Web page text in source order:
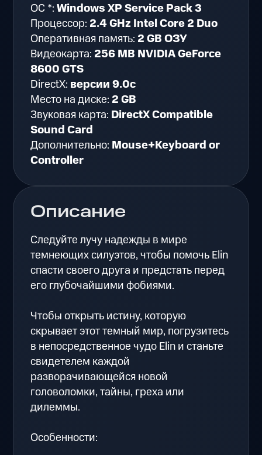
Описание
Следуйте лучу надежды в мире
темнеющих силуэтов, чтобы помочь Elin
спасти своего друга и предстать перед
его глубочайшими фобиями.
Чтобы открыть истину, которую
скрывает этот темный мир, погрузитесь
в непосредственное чудо Elin и станьте
свидетелем каждой
разворачивающейся новой
головоломки, тайны, греха или
дилеммы.
Особенности:
ОС *:Windows XP Service Pack 3
Процессор: 2.4 GHz Intel Core 2 Duo
Оперативная память: 2 GB ОЗУ
Видеокарта: 256 MB NVIDIA GeForce
8600 GTS
DirectX: версии 9.0c
Место на диске: 2 GB
Звуковая карта: DirectX Compatible
Sound Card
Дополнительно: Mouse+Keyboard or
Controller